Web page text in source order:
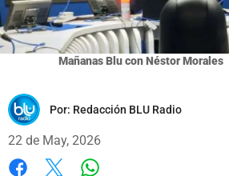
Mañanas Blu con Néstor Morales
Por: Redacción BLU Radio
22 de May, 2026